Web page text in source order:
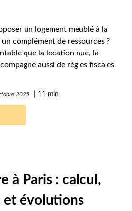
un logement meublé à la
complément de ressources ?
que la location nue, la
aussi de règles fiscales
2025 11 min
à Paris : calcul,
et évolutions